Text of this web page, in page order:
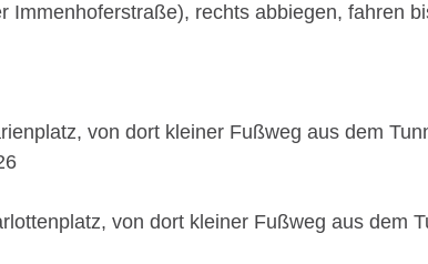
rechts abbiegen, fahren
von dort kleiner Fußweg aus dem
von dort kleiner Fußweg aus dem